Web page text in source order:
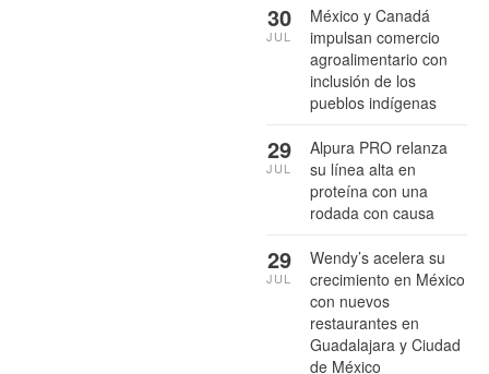
México y Canadá
impulsan comercio
agroalimentario con
inclusión de los
pueblos indígenas
30
JUL
Alpura PRO relanza
su línea alta en
proteína con una
rodada con causa
29
JUL
Wendy’s acelera su
crecimiento en México
con nuevos
restaurantes en
Guadalajara y Ciudad
de México
29
JUL